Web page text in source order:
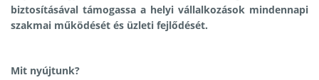
biztosításával támogassa a helyi vállalkozások mindennapi
szakmai működését és üzleti fejlődését.
Mit nyújtunk?